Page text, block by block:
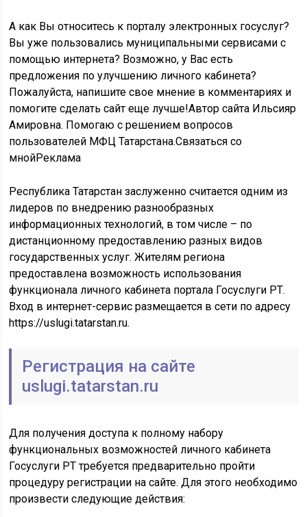
А как Вы относитесь к порталу электронных госуслуг?
Вы уже пользовались муниципальными сервисами с
помощью интернета? Возможно, у Вас есть
предложения по улучшению личного кабинета?
Пожалуйста, напишите свое мнение в комментариях и
помогите сделать сайт еще лучше!Автор сайта Ильсияр
Амировна. Помогаю с решением вопросов
пользователей МФЦ Татарстана.Связаться со
мнойРеклама
Республика Татарстан заслуженно считается одним из
лидеров по внедрению разнообразных
информационных технологий, в том числе – по
дистанционному предоставлению разных видов
государственных услуг. Жителям региона
предоставлена возможность использования
функционала личного кабинета портала Госуслуги РТ.
Вход в интернет-сервис размещается в сети по адресу
https://uslugi.tatarstan.ru.
Регистрация на сайте
uslugi.tatarstan.ru
Для получения доступа к полному набору
функциональных возможностей личного кабинета
Госуслуги РТ требуется предварительно пройти
процедуру регистрации на сайте. Для этого необходимо
произвести следующие действия: